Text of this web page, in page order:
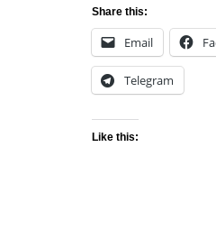
Share this:
Email
Telegram
Like this: